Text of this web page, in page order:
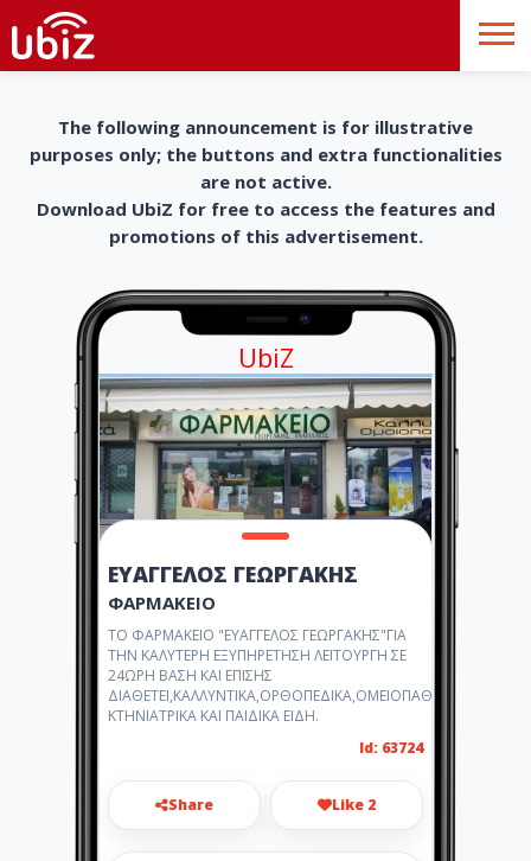
The following announcement is for illustrative
purposes only; the buttons and extra functionalities
are not active.
Download UbiZ for free to access the features and
promotions of this advertisement.
UbiZ
ΕΥΑΓΓΕΛΟΣ ΓΕΩΡΓΑΚΗΣ
ΦΑΡΜΑΚΕΙΟ
ΤΟ ΦΑΡΜΑΚΕΙΟ "ΕΥΑΓΓΕΛΟΣ ΓΕΩΡΓΑΚΗΣ"ΓΙΑ
ΤΗΝ ΚΑΛΥΤΕΡΗ ΕΞΥΠΗΡΕΤΗΣΗ ΛΕΙΤΟΥΡΓΗ ΣΕ
24ΩΡΗ ΒΑΣΗ ΚΑΙ ΕΠΙΣΗΣ
ΔΙΑΘΕΤΕΙ,ΚΑΛΛΥΝΤΙΚΑ,ΟΡΘΟΠΕΔΙΚΑ,ΟΜΕΙΟΠΑΘΗΤΙΚΑ,
ΚΤΗΝΙΑΤΡΙΚΑ ΚΑΙ ΠΑΙΔΙΚΑ ΕΙΔΗ.
Id: 63724
Share Like 2